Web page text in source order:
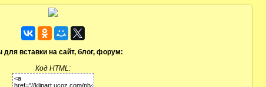
для вставки на сайт, блог, форум:
Код HTML: